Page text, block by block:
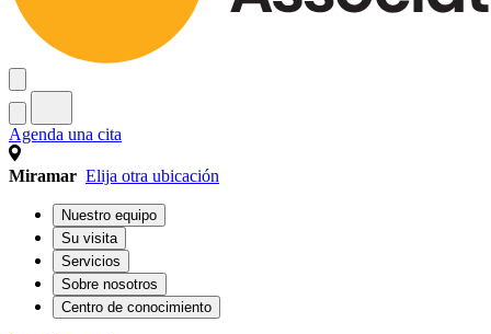
Agenda una cita
Miramar Elija otra ubicación
Nuestro equipo
Su visita
Servicios
Sobre nosotros
Centro de conocimiento